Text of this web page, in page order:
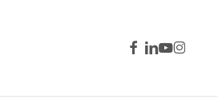
facebook
linkedin
youtubeinstagram